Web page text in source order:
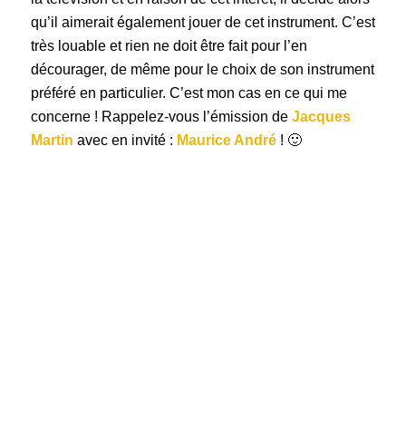
qu’il aimerait également jouer de cet instrument. C’est
très louable et rien ne doit être fait pour l’en
décourager, de même pour le choix de son instrument
préféré en particulier. C’est mon cas en ce qui me
concerne ! Rappelez-vous l’émission de Jacques
Martin avec en invité : Maurice André! 🙂